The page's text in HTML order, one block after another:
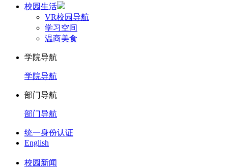
校园生活
VR校园导航
学习空间
温商美食
学院导航
学院导航
部门导航
部门导航
统一身份认证
English
校园新闻